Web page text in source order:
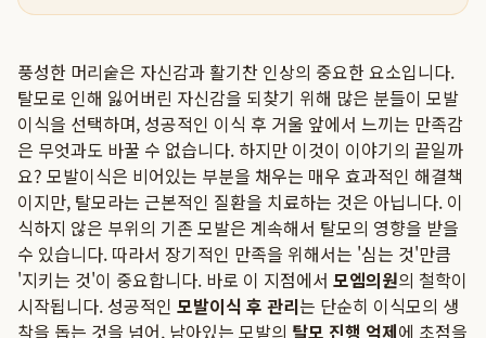
풍성한 머리숱은 자신감과 활기찬 인상의 중요한 요소입니다.
탈모로 인해 잃어버린 자신감을 되찾기 위해 많은 분들이 모발
이식을 선택하며, 성공적인 이식 후 거울 앞에서 느끼는 만족감
은 무엇과도 바꿀 수 없습니다. 하지만 이것이 이야기의 끝일까
요? 모발이식은 비어있는 부분을 채우는 매우 효과적인 해결책
이지만, 탈모라는 근본적인 질환을 치료하는 것은 아닙니다. 이
식하지 않은 부위의 기존 모발은 계속해서 탈모의 영향을 받을
수 있습니다. 따라서 장기적인 만족을 위해서는 '심는 것'만큼
'지키는 것'이 중요합니다. 바로 이 지점에서 모엠의원의 철학이
시작됩니다. 성공적인 모발이식 후 관리는 단순히 이식모의 생
착을 돕는 것을 넘어, 남아있는 모발의 탈모 진행 억제에 초점을